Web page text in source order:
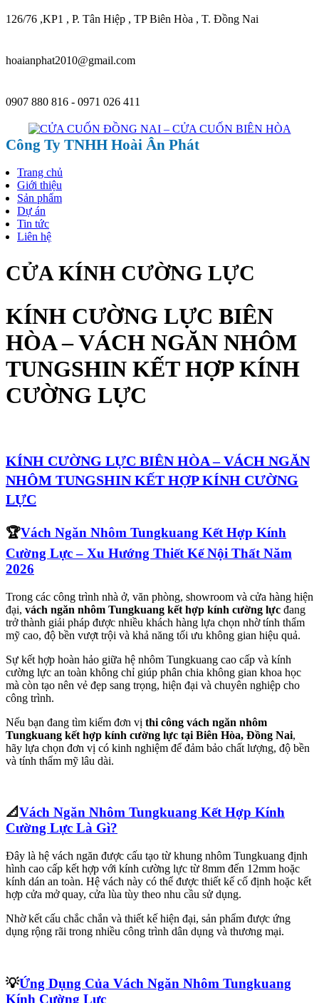
126/76 ,KP1 , P. Tân Hiệp , TP Biên Hòa , T. Đồng Nai
hoaianphat2010@gmail.com
0907 880 816 - 0971 026 411
Công Ty TNHH Hoài Ân Phát
Trang chủ
Giới thiệu
Sản phẩm
Dự án
Tin tức
Liên hệ
CỬA KÍNH CƯỜNG LỰC
KÍNH CƯỜNG LỰC BIÊN
HÒA – VÁCH NGĂN NHÔM
TUNGSHIN KẾT HỢP KÍNH
CƯỜNG LỰC
KÍNH CƯỜNG LỰC BIÊN HÒA – VÁCH NGĂN
NHÔM TUNGSHIN KẾT HỢP KÍNH CƯỜNG
LỰC
🏆Vách Ngăn Nhôm Tungkuang Kết Hợp Kính
Cường Lực – Xu Hướng Thiết Kế Nội Thất Năm
2026
Trong các công trình nhà ở, văn phòng, showroom và cửa hàng hiện
đại, vách ngăn nhôm Tungkuang kết hợp kính cường lực đang
trở thành giải pháp được nhiều khách hàng lựa chọn nhờ tính thẩm
mỹ cao, độ bền vượt trội và khả năng tối ưu không gian hiệu quả.
Sự kết hợp hoàn hảo giữa hệ nhôm Tungkuang cao cấp và kính
cường lực an toàn không chỉ giúp phân chia không gian khoa học
mà còn tạo nên vẻ đẹp sang trọng, hiện đại và chuyên nghiệp cho
công trình.
Nếu bạn đang tìm kiếm đơn vị thi công vách ngăn nhôm
Tungkuang kết hợp kính cường lực tại Biên Hòa, Đồng Nai,
hãy lựa chọn đơn vị có kinh nghiệm để đảm bảo chất lượng, độ bền
và tính thẩm mỹ lâu dài.
📐Vách Ngăn Nhôm Tungkuang Kết Hợp Kính
Cường Lực Là Gì?
Đây là hệ vách ngăn được cấu tạo từ khung nhôm Tungkuang định
hình cao cấp kết hợp với kính cường lực từ 8mm đến 12mm hoặc
kính dán an toàn. Hệ vách này có thể được thiết kế cố định hoặc kết
hợp cửa mở quay, cửa lùa tùy theo nhu cầu sử dụng.
Nhờ kết cấu chắc chắn và thiết kế hiện đại, sản phẩm được ứng
dụng rộng rãi trong nhiều công trình dân dụng và thương mại.
💡Ứng Dụng Của Vách Ngăn Nhôm Tungkuang
Kính Cường Lực